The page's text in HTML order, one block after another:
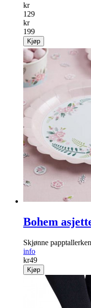
kr
129
kr
199
Kjøp
Bohem
Skjønne
info
kr49
Kjøp